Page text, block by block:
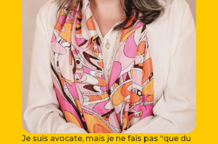
Je suis avocate, mais je ne fais pas “que du